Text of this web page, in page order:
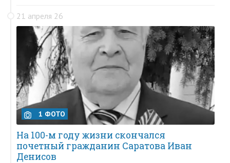
21 апреля 26
1 ФОТО
На 100-м году жизни скончался
почетный гражданин Саратова Иван
Денисов